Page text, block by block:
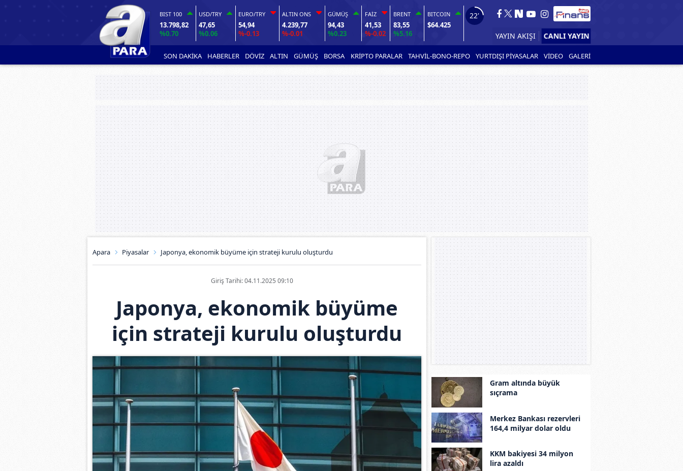
BIST 100
13.798,82
%0.70
USD/TRY
47,65
%0.06
EURO/TRY
54,94
%-0.13
ALTIN ONS
4.239,77
%-0.01
GÜMÜŞ
94,43
%0.23
FAİZ
41,53
%-0.02
BRENT
83,55
%5.16
BITCOIN
$64.425
21'
YAYIN AKIŞI CANLI YAYIN
SON DAKİKA HABERLER DÖVİZ ALTIN GÜMÜŞ BORSA KRİPTO PARALAR TAHVİL-BONO-REPO YURTDIŞI PİYASALAR VİDEO GALERİ
Apara Piyasalar Japonya, ekonomik büyüme için strateji kurulu oluşturdu
Giriş Tarihi: 04.11.2025 09:10
Japonya, ekonomik büyüme
için strateji kurulu oluşturdu
Gram altında büyük
sıçrama
Merkez Bankası rezervleri
164,4 milyar dolar oldu
KKM bakiyesi 34 milyon
lira azaldı